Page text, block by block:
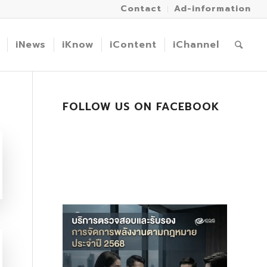
Contact Ad-information
iNews iKnow iContent iChannel
FOLLOW US ON FACEBOOK